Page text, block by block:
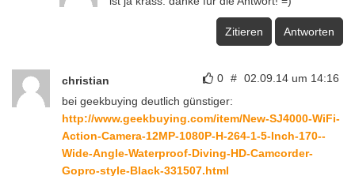
Zitieren Antworten
0 # 02.09.14 um 14:16
christian
bei geekbuying deutlich günstiger:
http://www.geekbuying.com/item/New-SJ4000-WiFi-
Action-Camera-12MP-1080P-H-264-1-5-Inch-170--
Wide-Angle-Waterproof-Diving-HD-Camcorder-
Gopro-style-Black-331507.html